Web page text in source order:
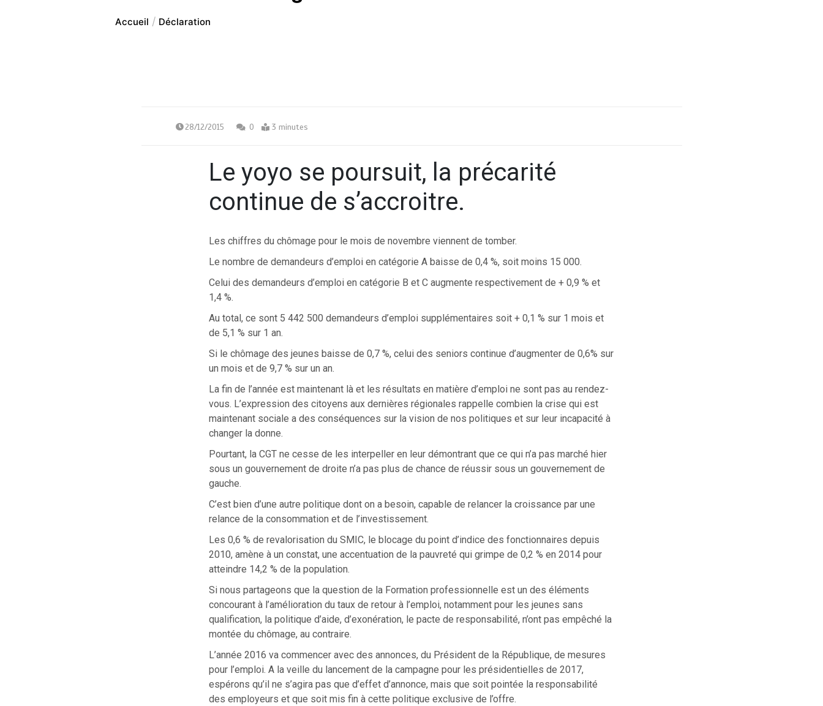
Accueil Déclaration
28/12/2015 0 3 minutes
Le yoyo se poursuit, la précarité
continue de s’accroitre.
Les chiffres du chômage pour le mois de novembre viennent de tomber.
Le nombre de demandeurs d’emploi en catégorie A baisse de 0,4 %, soit moins 15 000.
Celui des demandeurs d’emploi en catégorie B et C augmente respectivement de + 0,9 % et
1,4 %.
Au total, ce sont 5 442 500 demandeurs d’emploi supplémentaires soit + 0,1 % sur 1 mois et
de 5,1 % sur 1 an.
Si le chômage des jeunes baisse de 0,7 %, celui des seniors continue d’augmenter de 0,6% sur
un mois et de 9,7 % sur un an.
La fin de l’année est maintenant là et les résultats en matière d’emploi ne sont pas au rendez-
vous. L’expression des citoyens aux dernières régionales rappelle combien la crise qui est
maintenant sociale a des conséquences sur la vision de nos politiques et sur leur incapacité à
changer la donne.
Pourtant, la CGT ne cesse de les interpeller en leur démontrant que ce qui n’a pas marché hier
sous un gouvernement de droite n’a pas plus de chance de réussir sous un gouvernement de
gauche.
C’est bien d’une autre politique dont on a besoin, capable de relancer la croissance par une
relance de la consommation et de l’investissement.
Les 0,6 % de revalorisation du SMIC, le blocage du point d’indice des fonctionnaires depuis
2010, amène à un constat, une accentuation de la pauvreté qui grimpe de 0,2 % en 2014 pour
atteindre 14,2 % de la population.
Si nous partageons que la question de la Formation professionnelle est un des éléments
concourant à l’amélioration du taux de retour à l’emploi, notamment pour les jeunes sans
qualification, la politique d’aide, d’exonération, le pacte de responsabilité, n’ont pas empêché la
montée du chômage, au contraire.
L’année 2016 va commencer avec des annonces, du Président de la République, de mesures
pour l’emploi. A la veille du lancement de la campagne pour les présidentielles de 2017,
espérons qu’il ne s’agira pas que d’effet d’annonce, mais que soit pointée la responsabilité
des employeurs et que soit mis fin à cette politique exclusive de l’offre.